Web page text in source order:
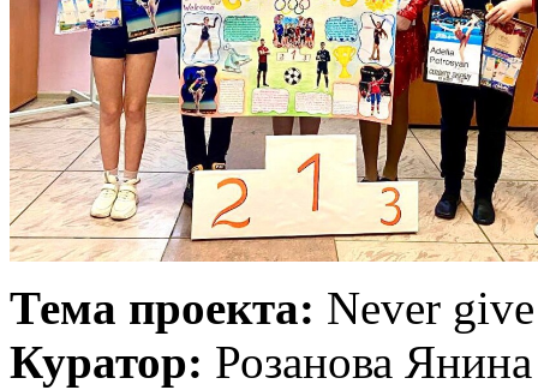
Тема проекта: Never
Куратор: Розанова